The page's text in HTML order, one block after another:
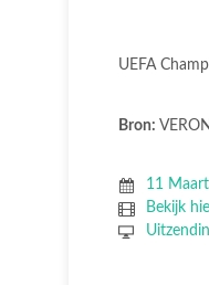
UEFA
Bron:
11
Bekijk